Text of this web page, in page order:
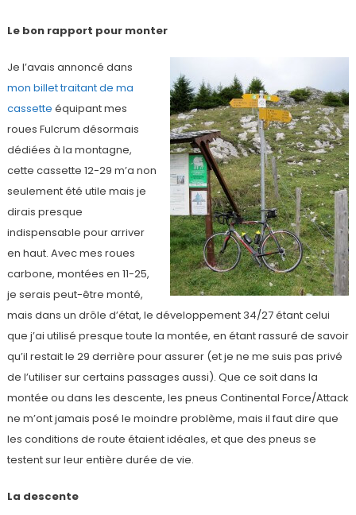
Le bon rapport pour monter
Je l’avais annoncé dans
mon billet traitant de ma
cassette équipant mes
roues Fulcrum désormais
dédiées à la montagne,
cette cassette 12-29 m’a non
seulement été utile mais je
dirais presque
indispensable pour arriver
en haut. Avec mes roues
carbone, montées en 11-25,
je serais peut-être monté,
mais dans un drôle d’état, le développement 34/27 étant celui
que j’ai utilisé presque toute la montée, en étant rassuré de savoir
qu’il restait le 29 derrière pour assurer (et je ne me suis pas privé
de l’utiliser sur certains passages aussi). Que ce soit dans la
montée ou dans les descente, les pneus Continental Force/Attack
ne m’ont jamais posé le moindre problème, mais il faut dire que
les conditions de route étaient idéales, et que des pneus se
testent sur leur entière durée de vie.
La descente